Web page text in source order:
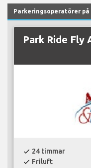
Parkeringsoperatörer
Park Ride Fly
check 24 timmar
check Friluft